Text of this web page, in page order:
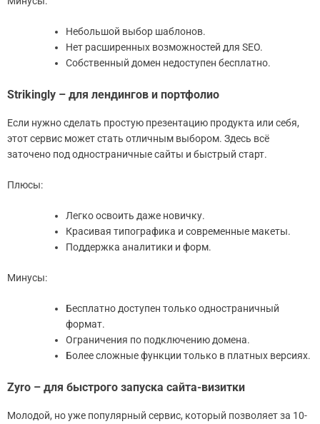
Небольшой выбор шаблонов.
Нет расширенных возможностей для SEO.
Собственный домен недоступен бесплатно.
Strikingly – для лендингов и портфолио
Если нужно сделать простую презентацию продукта или себя,
этот сервис может стать отличным выбором. Здесь всё
заточено под одностраничные сайты и быстрый старт.
Плюсы:
Легко освоить даже новичку.
Красивая типографика и современные макеты.
Поддержка аналитики и форм.
Минусы:
Бесплатно доступен только одностраничный
формат.
Ограничения по подключению домена.
Более сложные функции только в платных версиях.
Zyro – для быстрого запуска сайта-визитки
Молодой, но уже популярный сервис, который позволяет за 10-